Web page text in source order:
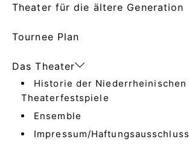
Theater für die ältere Generation
Tournee Plan
Das Theater
Historie der Niederrheinischen
Theaterfestspiele
Ensemble
Impressum/Haftungsausschluss